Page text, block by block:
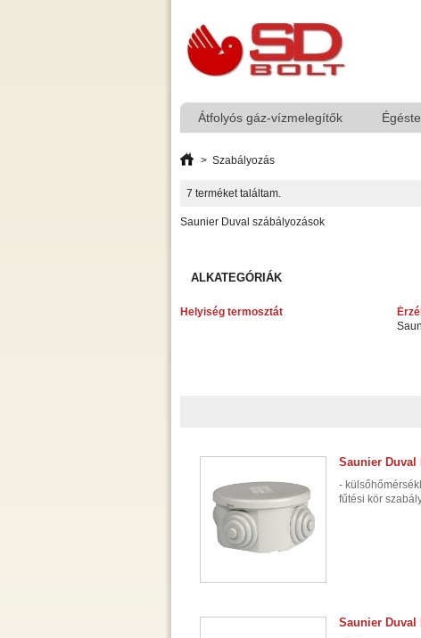
Átfolyós gáz-vízmelegítők
> Szabályozás
7 terméket találtam.
Saunier Duval szábályozások
ALKATEGÓRIÁK
Helyiség termosztát
Saunier Duval
-
fűtési kör
Saunier Duval